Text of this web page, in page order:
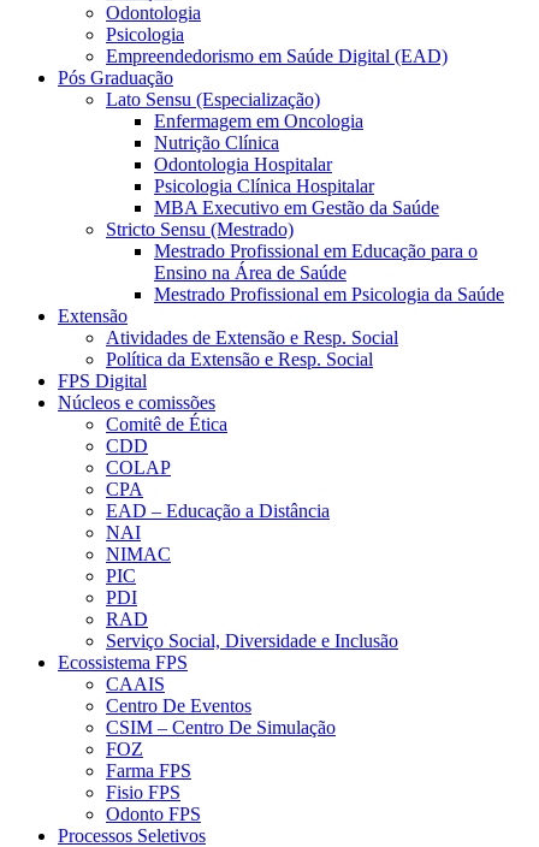
Odontologia
Psicologia
Empreendedorismo em Saúde Digital (EAD)
Pós Graduação
Lato Sensu (Especialização)
Enfermagem em Oncologia
Nutrição Clínica
Odontologia Hospitalar
Psicologia Clínica Hospitalar
MBA Executivo em Gestão da Saúde
Stricto Sensu (Mestrado)
Mestrado Profissional em Educação para o
Ensino na Área de Saúde
Mestrado Profissional em Psicologia da Saúde
Extensão
Atividades de Extensão e Resp. Social
Política da Extensão e Resp. Social
FPS Digital
Núcleos e comissões
Comitê de Ética
CDD
COLAP
CPA
EAD – Educação a Distância
NAI
NIMAC
PIC
PDI
RAD
Serviço Social, Diversidade e Inclusão
Ecossistema FPS
CAAIS
Centro De Eventos
CSIM – Centro De Simulação
FOZ
Farma FPS
Fisio FPS
Odonto FPS
Processos Seletivos